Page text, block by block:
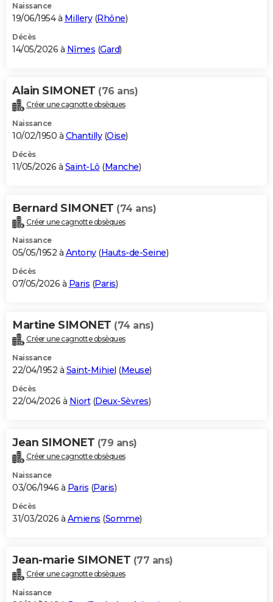
Naissance
19/06/1954 à Millery(Rhône)
Décès
14/05/2026 à Nîmes (Gard)
Alain SIMONET (76 ans)
Créer une cagnotte obsèques
Naissance
10/02/1950 à Chantilly(Oise)
Décès
11/05/2026 à Saint-Lô (Manche)
Bernard SIMONET (74 ans)
Créer une cagnotte obsèques
Naissance
05/05/1952 à Antony(Hauts-de-Seine)
Décès
07/05/2026 à Paris (Paris)
Martine SIMONET (74 ans)
Créer une cagnotte obsèques
Naissance
22/04/1952 à Saint-Mihiel (Meuse)
Décès
22/04/2026 à Niort(Deux-Sèvres)
Jean SIMONET (79 ans)
Créer une cagnotte obsèques
Naissance
03/06/1946 à Paris (Paris)
Décès
31/03/2026 à Amiens (Somme)
Jean-marie SIMONET (77 ans)
Créer une cagnotte obsèques
Naissance